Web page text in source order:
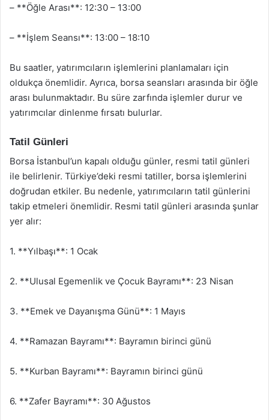
– **Öğle Arası**: 12:30 – 13:00
– **İşlem Seansı**: 13:00 – 18:10
Bu saatler, yatırımcıların işlemlerini planlamaları için
oldukça önemlidir. Ayrıca, borsa seansları arasında bir öğle
arası bulunmaktadır. Bu süre zarfında işlemler durur ve
yatırımcılar dinlenme fırsatı bulurlar.
Tatil Günleri
Borsa İstanbul’un kapalı olduğu günler, resmi tatil günleri
ile belirlenir. Türkiye’deki resmi tatiller, borsa işlemlerini
doğrudan etkiler. Bu nedenle, yatırımcıların tatil günlerini
takip etmeleri önemlidir. Resmi tatil günleri arasında şunlar
yer alır:
1. **Yılbaşı**: 1 Ocak
2. **Ulusal Egemenlik ve Çocuk Bayramı**: 23 Nisan
3. **Emek ve Dayanışma Günü**: 1 Mayıs
4. **Ramazan Bayramı**: Bayramın birinci günü
5. **Kurban Bayramı**: Bayramın birinci günü
6. **Zafer Bayramı**: 30 Ağustos